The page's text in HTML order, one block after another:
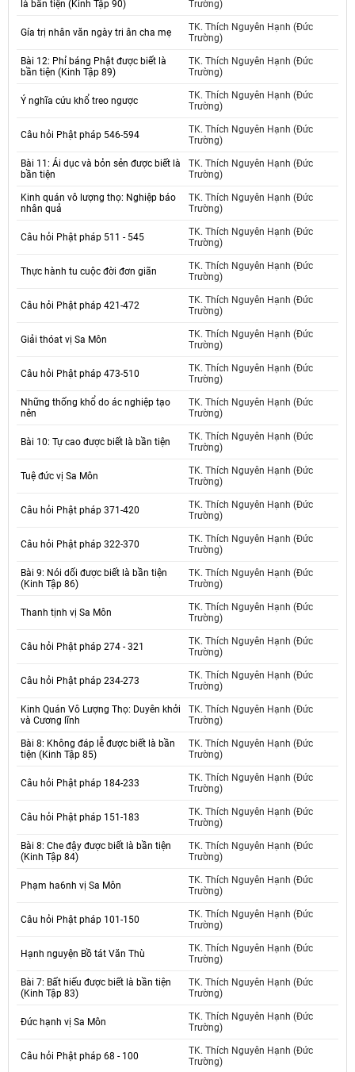
là bần tiện (Kinh Tập 90) Trường)
Gía trị nhân văn ngày tri ân cha mẹ
TK. Thích Nguyên Hạnh (Đức
Trường)
Bài 12: Phỉ báng Phật được biết là
bần tiện (Kinh Tập 89)
TK. Thích Nguyên Hạnh (Đức
Trường)
Ý nghĩa cứu khổ treo ngược
TK. Thích Nguyên Hạnh (Đức
Trường)
Câu hỏi Phật pháp 546-594
TK. Thích Nguyên Hạnh (Đức
Trường)
Bài 11: Ái dục và bỏn sẻn được biết là
bần tiện
TK. Thích Nguyên Hạnh (Đức
Trường)
Kinh quán vô lượng thọ: Nghiệp báo
nhân quả
TK. Thích Nguyên Hạnh (Đức
Trường)
Câu hỏi Phật pháp 511 - 545
TK. Thích Nguyên Hạnh (Đức
Trường)
Thực hành tu cuộc đời đơn giãn
TK. Thích Nguyên Hạnh (Đức
Trường)
Câu hỏi Phật pháp 421-472
TK. Thích Nguyên Hạnh (Đức
Trường)
Giải thóat vị Sa Môn
TK. Thích Nguyên Hạnh (Đức
Trường)
Câu hỏi Phật pháp 473-510
TK. Thích Nguyên Hạnh (Đức
Trường)
Những thống khổ do ác nghiệp tạo
nên
TK. Thích Nguyên Hạnh (Đức
Trường)
Bài 10: Tự cao được biết là bần tiện
TK. Thích Nguyên Hạnh (Đức
Trường)
Tuệ đức vị Sa Môn
TK. Thích Nguyên Hạnh (Đức
Trường)
Câu hỏi Phật pháp 371-420
TK. Thích Nguyên Hạnh (Đức
Trường)
Câu hỏi Phật pháp 322-370
TK. Thích Nguyên Hạnh (Đức
Trường)
Bài 9: Nói dối được biết là bần tiện
(Kinh Tập 86)
TK. Thích Nguyên Hạnh (Đức
Trường)
Thanh tịnh vị Sa Môn
TK. Thích Nguyên Hạnh (Đức
Trường)
Câu hỏi Phật pháp 274 - 321
TK. Thích Nguyên Hạnh (Đức
Trường)
Câu hỏi Phật pháp 234-273
TK. Thích Nguyên Hạnh (Đức
Trường)
Kinh Quán Vô Lượng Thọ: Duyên khởi
và Cương lĩnh
TK. Thích Nguyên Hạnh (Đức
Trường)
Bài 8: Không đáp lễ được biết là bần
tiện (Kinh Tập 85)
TK. Thích Nguyên Hạnh (Đức
Trường)
Câu hỏi Phật pháp 184-233
TK. Thích Nguyên Hạnh (Đức
Trường)
Câu hỏi Phật pháp 151-183
TK. Thích Nguyên Hạnh (Đức
Trường)
Bài 8: Che đậy được biết là bần tiện
(Kinh Tập 84)
TK. Thích Nguyên Hạnh (Đức
Trường)
Phạm ha6nh vị Sa Môn
TK. Thích Nguyên Hạnh (Đức
Trường)
Câu hỏi Phật pháp 101-150
TK. Thích Nguyên Hạnh (Đức
Trường)
Hạnh nguyện Bồ tát Văn Thù
TK. Thích Nguyên Hạnh (Đức
Trường)
Bài 7: Bất hiếu được biết là bần tiện
(Kinh Tập 83)
TK. Thích Nguyên Hạnh (Đức
Trường)
Đức hạnh vị Sa Môn
TK. Thích Nguyên Hạnh (Đức
Trường)
Câu hỏi Phật pháp 68 - 100
TK. Thích Nguyên Hạnh (Đức
Trường)